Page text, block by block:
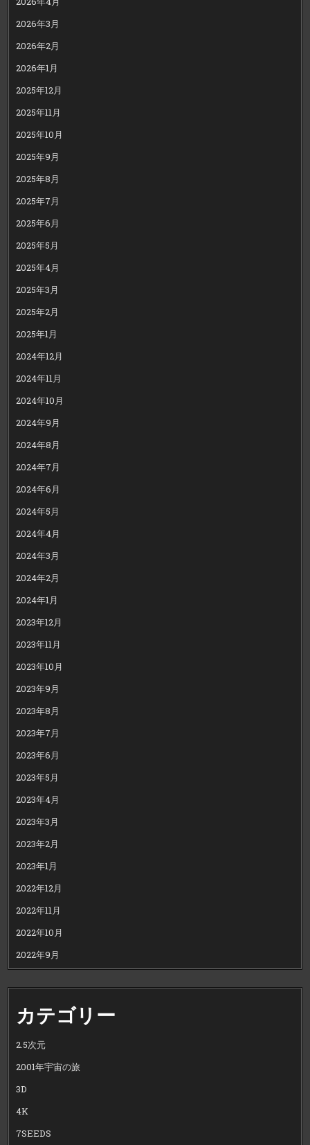
2026年3月
2026年2月
2026年1月
2025年12月
2025年11月
2025年10月
2025年9月
2025年8月
2025年7月
2025年6月
2025年5月
2025年4月
2025年3月
2025年2月
2025年1月
2024年12月
2024年11月
2024年10月
2024年9月
2024年8月
2024年7月
2024年6月
2024年5月
2024年4月
2024年3月
2024年2月
2024年1月
2023年12月
2023年11月
2023年10月
2023年9月
2023年8月
2023年7月
2023年6月
2023年5月
2023年4月
2023年3月
2023年2月
2023年1月
2022年12月
2022年11月
2022年10月
2022年9月
カテゴリー
2.5次元
2001年宇宙の旅
3D
4K
7SEEDS